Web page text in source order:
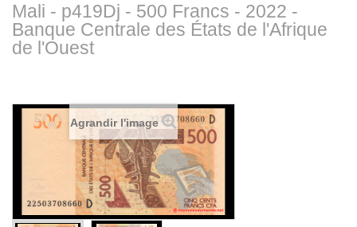
Mali - p419Dj - 500 Francs - 2022 -
Banque Centrale des États de l'Afrique
de l'Ouest
Agrandir l'image